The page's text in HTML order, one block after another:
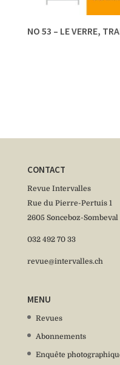
NO 53 – LE VERRE,
CONTACT
Revue Intervalles
Rue du Pierre-Pertuis 1
2605 Sonceboz-Sombeval
032 492 70 33
revue@intervalles.ch
MENU
Revues
Abonnements
Enquête